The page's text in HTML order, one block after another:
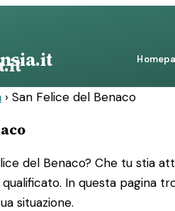
› San Felice del Benaco
del Benaco? Che tu stia
In questa pagina
situazione.